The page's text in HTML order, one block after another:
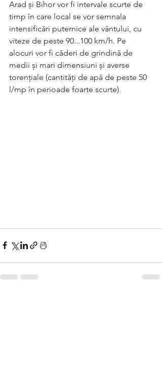
Arad și Bihor vor fi intervale scurte de
timp în care local se vor semnala
intensificări puternice ale vântului, cu
viteze de peste 90...100 km/h. Pe
alocuri vor fi căderi de grindină de
medii și mari dimensiuni și averse
torențiale (cantități de apă de peste 50
l/mp în perioade foarte scurte).